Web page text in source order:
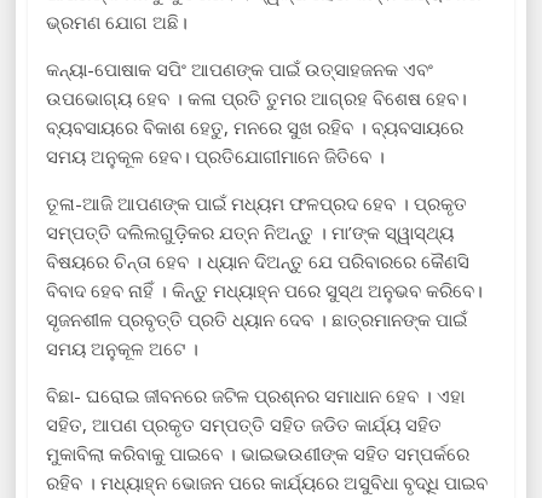
ଭ୍ରମଣ ଯୋଗ ଅଛି।
କନ୍ୟା-ପୋଷାକ ସପିଂ ଆପଣଙ୍କ ପାଇଁ ଉତ୍ସାହଜନକ ଏବଂ
ଉପଭୋଗ୍ୟ ହେବ । କଳା ପ୍ରତି ତୁମର ଆଗ୍ରହ ବିଶେଷ ହେବ।
ବ୍ୟବସାୟରେ ବିକାଶ ହେତୁ, ମନରେ ସୁଖ ରହିବ । ବ୍ୟବସାୟରେ
ସମୟ ଅନୁକୂଳ ହେବ। ପ୍ରତିଯୋଗୀମାନେ ଜିତିବେ ।
ତୂଳା-ଆଜି ଆପଣଙ୍କ ପାଇଁ ମଧ୍ୟମ ଫଳପ୍ରଦ ହେବ । ପ୍ରକୃତ
ସମ୍ପତ୍ତି ଦଲିଲଗୁଡ଼ିକର ଯତ୍ନ ନିଅନ୍ତୁ । ମା’ଙ୍କ ସ୍ୱାସ୍ଥ୍ୟ
ବିଷୟରେ ଚିନ୍ତା ହେବ । ଧ୍ୟାନ ଦିଅନ୍ତୁ ଯେ ପରିବାରରେ କୈଣସି
ବିବାଦ ହେବ ନାହିଁ । କିନ୍ତୁ ମଧ୍ୟାହ୍ନ ପରେ ସୁସ୍ଥ ଅନୁଭବ କରିବେ।
ସୃଜନଶୀଳ ପ୍ରବୃତ୍ତି ପ୍ରତି ଧ୍ୟାନ ଦେବ । ଛାତ୍ରମାନଙ୍କ ପାଇଁ
ସମୟ ଅନୁକୂଳ ଅଟେ ।
ବିଛା- ଘରୋଇ ଜୀବନରେ ଜଟିଳ ପ୍ରଶ୍ନର ସମାଧାନ ହେବ । ଏହା
ସହିତ, ଆପଣ ପ୍ରକୃତ ସମ୍ପତ୍ତି ସହିତ ଜଡିତ କାର୍ଯ୍ୟ ସହିତ
ମୁକାବିଲା କରିବାକୁ ପାଇବେ । ଭାଇଭଉଣୀଙ୍କ ସହିତ ସମ୍ପର୍କରେ
ରହିବ । ମଧ୍ୟାହ୍ନ ଭୋଜନ ପରେ କାର୍ଯ୍ୟରେ ଅସୁବିଧା ବୃଦ୍ଧି ପାଇବ